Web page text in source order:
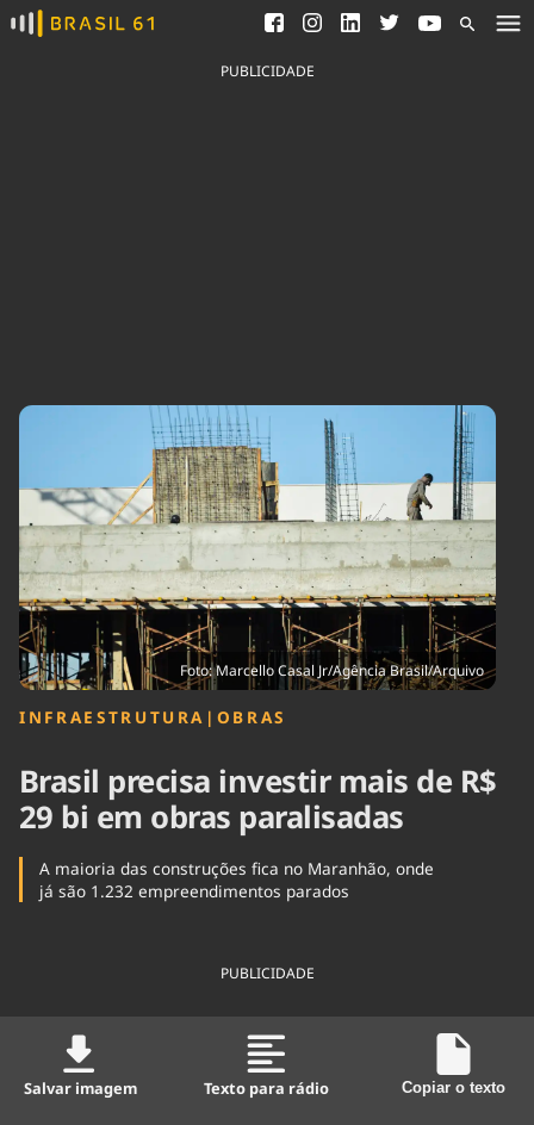
Ver todas as notícias
Saneamento
Indicadores
Brasil Mineral
Ciência &
Tecnologia
Cinema
Comportamento
Cultura
Economia
Educação
Infraestrutura
Internacional
Meio Ambiente
Podcast
Política
Saúde
Tempo
PUBLICIDADE
Foto: Marcello Casal Jr/Agência Brasil/Arquivo
INFRAESTRUTURA | OBRAS
Brasil precisa investir mais de R$
29 bi em obras paralisadas
A maioria das construções fica no Maranhão, onde
já são 1.232 empreendimentos parados
PUBLICIDADE
Salvar imagem Texto para rádio Copiar o texto